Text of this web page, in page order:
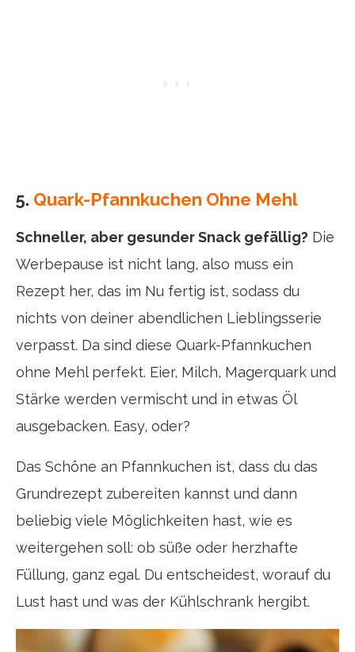
5. Quark-Pfannkuchen Ohne Mehl
Schneller, aber gesunder Snack gefällig? Die
Werbepause ist nicht lang, also muss ein
Rezept her, das im Nu fertig ist, sodass du
nichts von deiner abendlichen Lieblingsserie
verpasst. Da sind diese Quark-Pfannkuchen
ohne Mehl perfekt. Eier, Milch, Magerquark und
Stärke werden vermischt und in etwas Öl
ausgebacken. Easy, oder?
Das Schöne an Pfannkuchen ist, dass du das
Grundrezept zubereiten kannst und dann
beliebig viele Möglichkeiten hast, wie es
weitergehen soll: ob süße oder herzhafte
Füllung, ganz egal. Du entscheidest, worauf du
Lust hast und was der Kühlschrank hergibt.